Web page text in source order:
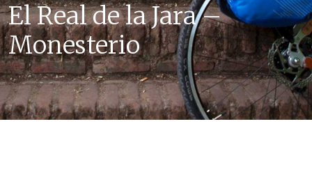
El Real de la Jara –
Monesterio